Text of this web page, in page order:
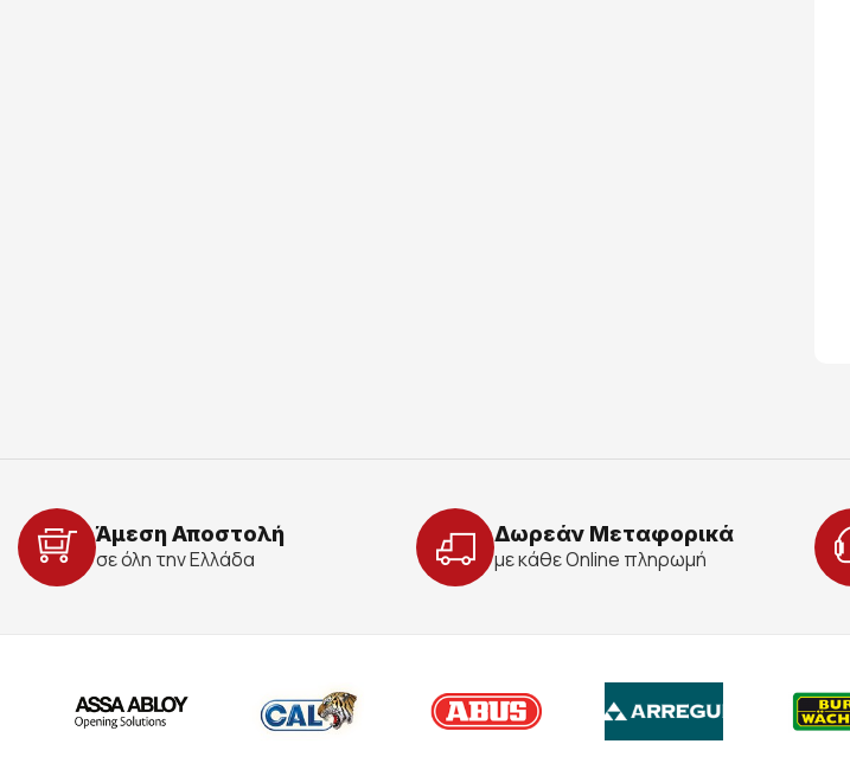
Άμεση Αποστολή
σε όλη την Ελλάδα
Δωρεάν Μεταφορικά
με κάθε Online πληρωμή